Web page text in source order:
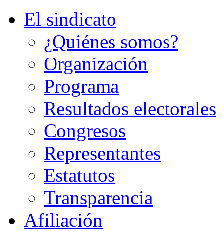
El sindicato
¿Quiénes somos?
Organización
Programa
Resultados electorales
Congresos
Representantes
Estatutos
Transparencia
Afiliación